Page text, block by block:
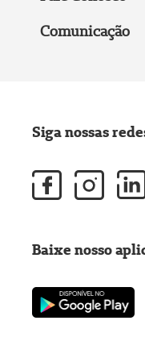
Comunicação
Siga nossas
Baixe nosso